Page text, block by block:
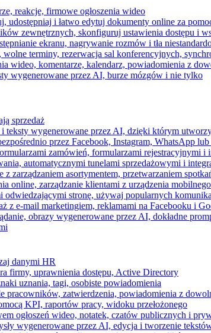
reakcje, firmowe ogłoszenia wideo
udostępniaj i łatwo edytuj dokumenty online za
zewnętrznych, skonfiguruj ustawienia dostępu i
ekranu, nagrywanie rozmów i tła
terminy, rezerwacja sal konferencyjnych,
wideo, komentarze, kalendarz, powiadomienia z
wygenerowane przez AI, burze mózgów i nie tylko
sprzedaż
teksty wygenerowane przez AI, dzięki którym
przez Facebook, Instagram, WhatsApp lub
zamówień, formularzami rejestracyjnymi
automatycznymi tunelami sprzedażowymi i
zarządzaniem asortymentem, przetwarzaniem
online, zarządzanie klientami z urządzenia mobilnego
odwiedzającymi stronę, używaj popularnych
z e-mail marketingiem, reklamami na Facebooku i
obrazy wygenerowane przez AI, dokładne
danymi HR
firmy, uprawnienia dostępu, Active Directory
uznania, tagi, osobiste powiadomienia
pracowników, zatwierdzenia, powiadomienia z
KPI, raportów pracy, widoku przełożonego
ogłoszeń wideo, notatek, czatów publicznych i
wygenerowane przez AI, edycja i tworzenie